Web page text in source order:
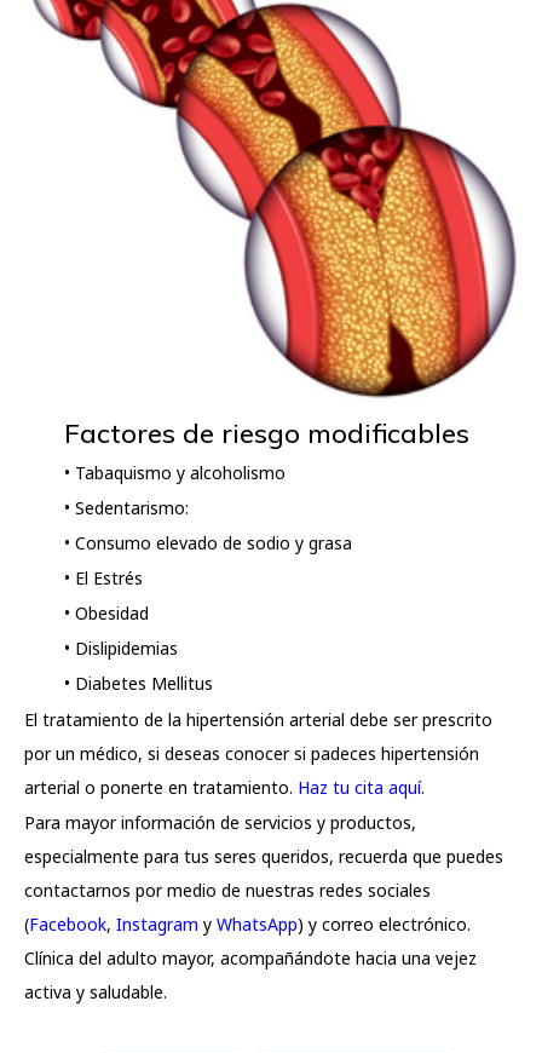
Factores de riesgo modificables
• Tabaquismo y alcoholismo
• Sedentarismo:
• Consumo elevado de sodio y grasa
• El Estrés
• Obesidad
• Dislipidemias
• Diabetes Mellitus
El tratamiento de la hipertensión arterial debe ser prescrito
por un médico, si deseas conocer si padeces hipertensión
arterial o ponerte en tratamiento. Haz tu cita aquí.
Para mayor información de servicios y productos,
especialmente para tus seres queridos, recuerda que puedes
contactarnos por medio de nuestras redes sociales
(Facebook, Instagram y WhatsApp) y correo electrónico.
Clínica del adulto mayor, acompañándote hacia una vejez
activa y saludable.